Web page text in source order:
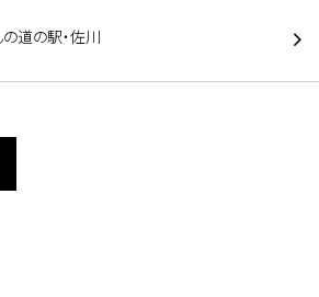
の道の駅・佐川